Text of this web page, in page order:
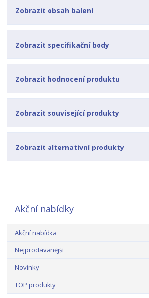
Zobrazit obsah balení
Zobrazit specifikační body
Zobrazit hodnocení produktu
Zobrazit související produkty
Zobrazit alternativní produkty
Akční nabídky
Akční nabídka
Nejprodávanější
Novinky
TOP produkty